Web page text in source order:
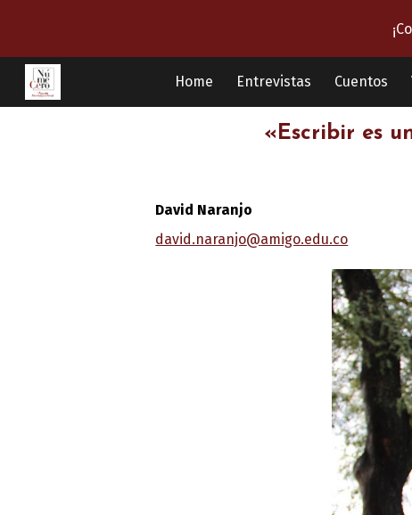
Home Entrevistas Cuentos
«Escribir es
David Naranjo
david.naranjo@amigo.edu.co